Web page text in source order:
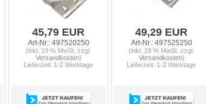
45,79 EUR
Art-Nr.: 497520250
(inkl. 19 % MwSt. zzgl.
Versandkosten)
Lieferzeit: 1-2 Werktage
49,29 EUR
Art-Nr.: 497525250
(inkl. 19 % MwSt. zzgl.
Versandkosten)
Lieferzeit: 1-2 Werktage